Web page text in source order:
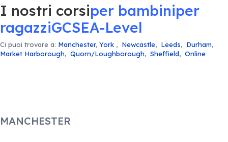
I nostri corsiper bambiniper
ragazziGCSEA-Level
Ci puoi trovare a: Manchester, York , Newcastle, Leeds, Durham,
Market Harborough, Quorn/Loughborough, Sheffield, Online
MANCHESTER